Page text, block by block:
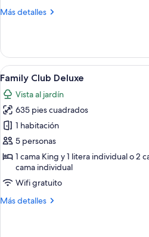
Access
Más detalles
Más
Club
Pool
Access
Abrir
todas
las
fotos
de
Family
Club
Deluxe
4
Family Club Deluxe
Vista al jardín
635 pies cuadrados
1 habitación
5 personas
1 cama King y 1 litera individual o 2
cama individual
Wifi gratuito
Más detalles
Más